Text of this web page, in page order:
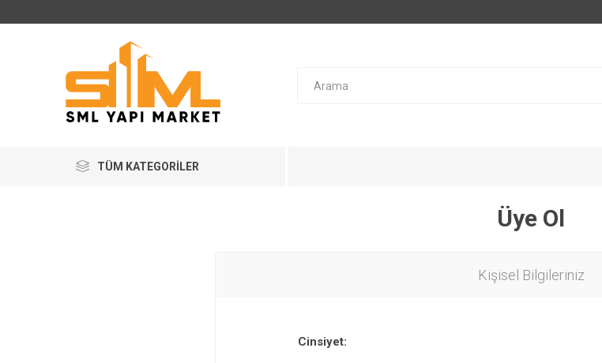
TÜM KATEGORILER
Üye Ol
Kişisel Bilgileriniz
Cinsiyet: